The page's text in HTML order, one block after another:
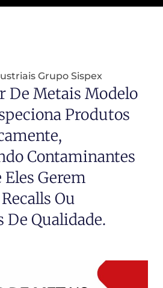
Grupo Sispex
De Metais Modelo
Produtos
Contaminantes
Gerem
Ou
De Qualidade.